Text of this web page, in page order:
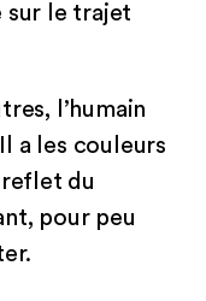
sur le trajet
l’humain
a les couleurs
reflet du
pour peu